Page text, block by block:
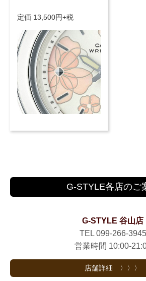
定価 13,500円+税
G-STYLE各店のご
G-STYLE 谷山店
TEL 099-266-3945
営業時間 10:00-
店舗詳細 〉〉〉